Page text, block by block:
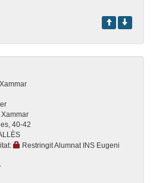
Xammar
40-42
Restringit Alumnat INS Eugeni